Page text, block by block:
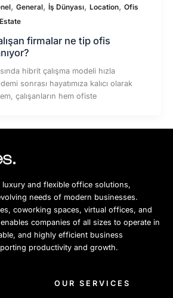
, General, İş Dünyası, Location, Ofis
firmalar ne tip ofis
hibrit çalışma modeli hızla
sonrası hayatımıza kalıcı olarak
çalışanların hem ofiste
and flexible office solutions,
needs of modern businesses.
coworking spaces, virtual offices, and
companies of all sizes to operate in
and highly efficient business
productivity and growth.
OUR SERVICES